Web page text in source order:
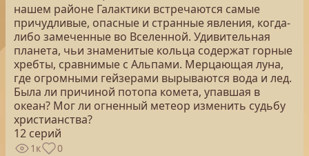
нашем районе Галактики встречаются самые
причудливые, опасные и странные явления, когда-
либо замеченные во Вселенной. Удивительная
планета, чьи знаменитые кольца содержат горные
хребты, сравнимые с Альпами. Мерцающая луна,
где огромными гейзерами вырываются вода и лед.
Была ли причиной потопа комета, упавшая в
океан? Мог ли огненный метеор изменить судьбу
христианства?
12 серий
1к 0